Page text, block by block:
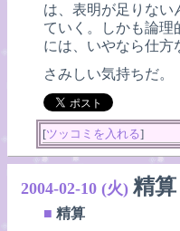
は、表明が足りない
ていく。しかも論理
には、いやなら仕方
さみしい気持ちだ。
[ツッコミを入れる]
2004-02-10 (火) 精算
■ 精算